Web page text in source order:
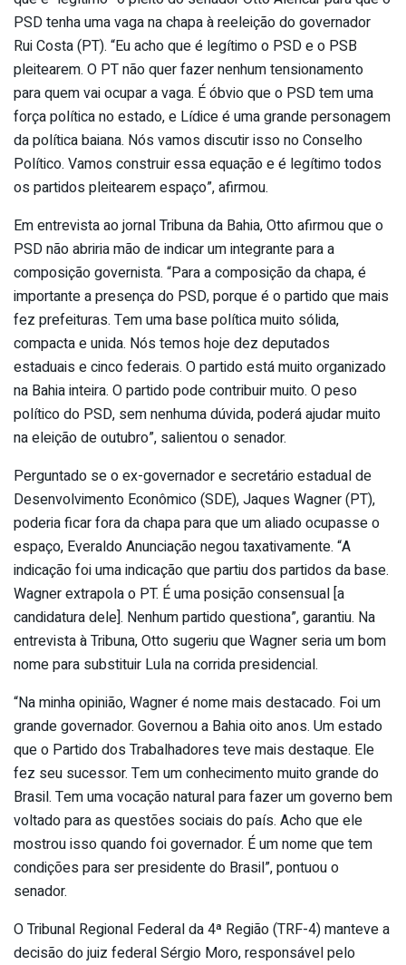
PSD tenha uma vaga na chapa à reeleição do governador
Rui Costa (PT). “Eu acho que é legítimo o PSD e o PSB
pleitearem. O PT não quer fazer nenhum tensionamento
para quem vai ocupar a vaga. É óbvio que o PSD tem uma
força política no estado, e Lídice é uma grande personagem
da política baiana. Nós vamos discutir isso no Conselho
Político. Vamos construir essa equação e é legítimo todos
os partidos pleitearem espaço”, afirmou.
Em entrevista ao jornal Tribuna da Bahia, Otto afirmou que o
PSD não abriria mão de indicar um integrante para a
composição governista. “Para a composição da chapa, é
importante a presença do PSD, porque é o partido que mais
fez prefeituras. Tem uma base política muito sólida,
compacta e unida. Nós temos hoje dez deputados
estaduais e cinco federais. O partido está muito organizado
na Bahia inteira. O partido pode contribuir muito. O peso
político do PSD, sem nenhuma dúvida, poderá ajudar muito
na eleição de outubro”, salientou o senador.
Perguntado se o ex-governador e secretário estadual de
Desenvolvimento Econômico (SDE), Jaques Wagner (PT),
poderia ficar fora da chapa para que um aliado ocupasse o
espaço, Everaldo Anunciação negou taxativamente. “A
indicação foi uma indicação que partiu dos partidos da base.
Wagner extrapola o PT. É uma posição consensual [a
candidatura dele]. Nenhum partido questiona”, garantiu. Na
entrevista à Tribuna, Otto sugeriu que Wagner seria um bom
nome para substituir Lula na corrida presidencial.
“Na minha opinião, Wagner é nome mais destacado. Foi um
grande governador. Governou a Bahia oito anos. Um estado
que o Partido dos Trabalhadores teve mais destaque. Ele
fez seu sucessor. Tem um conhecimento muito grande do
Brasil. Tem uma vocação natural para fazer um governo bem
voltado para as questões sociais do país. Acho que ele
mostrou isso quando foi governador. É um nome que tem
condições para ser presidente do Brasil”, pontuou o
senador.
O Tribunal Regional Federal da 4ª Região (TRF-4) manteve a
decisão do juiz federal Sérgio Moro, responsável pelo